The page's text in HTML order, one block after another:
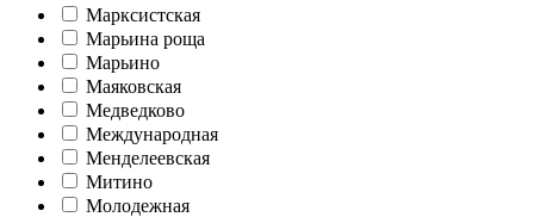
Марксистская
Марьина роща
Марьино
Маяковская
Медведково
Международная
Менделеевская
Митино
Молодежная